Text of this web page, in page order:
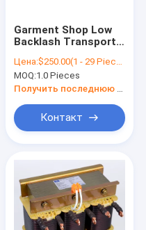
Garment Shop Low
Backlash Transport
Precision Helical
Servo Planetary Gear
Retarder Gearbox For
Цена:$250.00(1 - 29 Pieces) $200.00(30 - 49 Pieces) $170.00(50 - 99 Pieces) $120.00(>=100 Pieces)
MOQ:1.0 Pieces
Получить последнюю цену
Контакт